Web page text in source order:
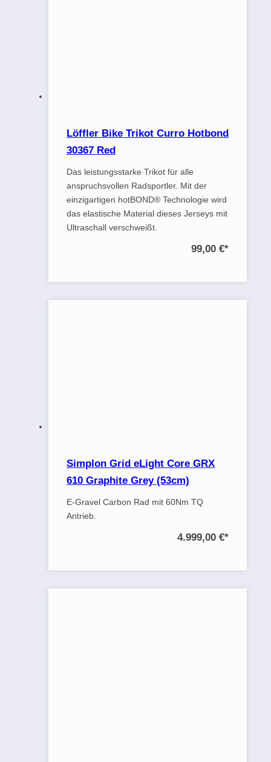
Löffler Bike Trikot Curro Hotbond
30367 Red
Das leistungsstarke Trikot für alle
anspruchsvollen Radsportler. Mit der
einzigartigen hotBOND® Technologie wird
das elastische Material dieses Jerseys mit
Ultraschall verschweißt.
99,00 €*
Simplon Grid eLight Core GRX
610 Graphite Grey (53cm)
E-Gravel Carbon Rad mit 60Nm TQ
Antrieb.
4.999,00 €*